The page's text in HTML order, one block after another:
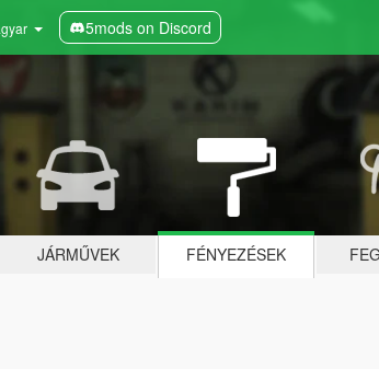
5mods on Discord
JÁRMŰVEK FÉNYEZÉSEK